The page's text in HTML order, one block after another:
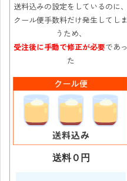
送料込みの設定をしているのに、
クール便手数料だけ発生してしま
うため、
受注後に手動で修正が必要であっ
た
送料０円